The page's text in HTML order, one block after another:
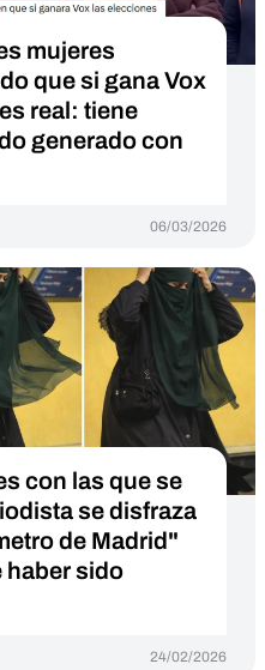
mujeres
que si gana Vox
real: tiene
generado con
06/03/2026
con las que se
se disfraza
de Madrid"
haber sido
24/02/2026